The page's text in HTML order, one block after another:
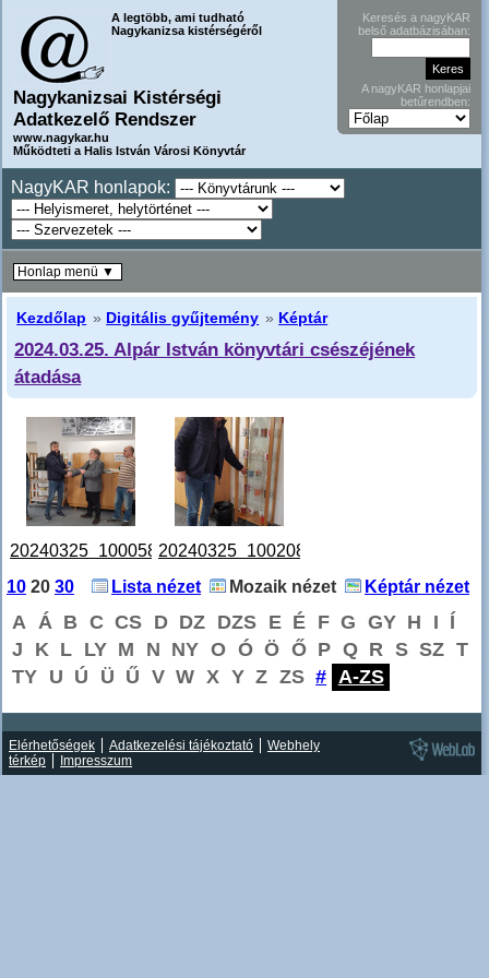
A legtöbb, ami tudható
Nagykanizsa kistérségéről
Nagykanizsai Kistérségi
Adatkezelő Rendszer
www.nagykar.hu
Működteti a Halis István Városi Könyvtár
Keresés a nagyKAR
belső adatbázisában:
A nagyKAR honlapjai
betűrendben:
NagyKAR honlapok:
Kezdőlap » Digitális gyűjtemény » Képtár
2024.03.25. Alpár István könyvtári csészéjének
átadása
20240325_100058.jpg20240325_100208.jpg
10 20 30 Lista nézet Mozaik nézet Képtár nézet
A Á B C CS D DZ DZS E É F G GY H I Í
J
K L LY M N NY O Ó Ö Ő P Q R S SZ T
TY U Ú Ü Ű V W X Y Z ZS # A-ZS
Honlap menü ▼
Elérhetőségek Adatkezelési tájékoztató
Webhely
térkép
Impresszum